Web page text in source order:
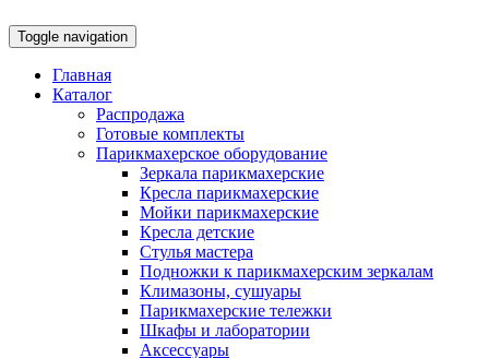
Toggle navigation
Главная
Каталог
Распродажа
Готовые комплекты
Парикмахерское оборудование
Зеркала парикмахерские
Кресла парикмахерские
Мойки парикмахерские
Кресла детские
Стулья мастера
Подножки к парикмахерским зеркалам
Климазоны, сушуары
Парикмахерские тележки
Шкафы и лаборатории
Аксессуары